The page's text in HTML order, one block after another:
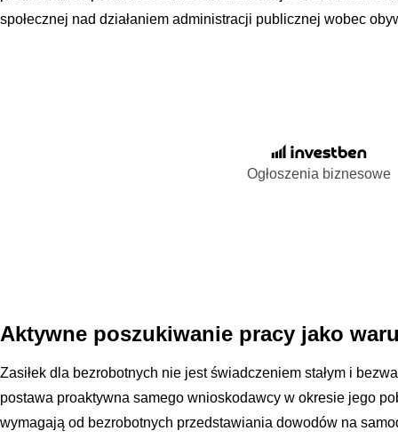
społecznej nad działaniem administracji publicznej wobec
Ogłoszenia biznesowe
Aktywne poszukiwanie pracy jako
Zasiłek dla bezrobotnych nie jest świadczeniem stałym i
postawa proaktywna samego wnioskodawcy w okresie jego
wymagają od bezrobotnych przedstawiania dowodów na